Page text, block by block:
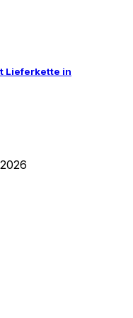
Lieferkette in